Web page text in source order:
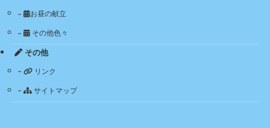
お昼の献立
その他色々
その他
リンク
サイトマップ